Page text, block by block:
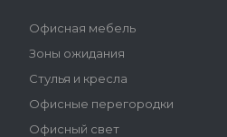
Офисная мебель
Зоны ожидания
Стулья и кресла
Офисные перегородки
Офисный свет